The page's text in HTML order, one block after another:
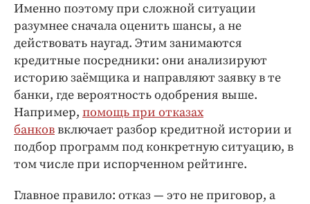
Именно поэтому при сложной ситуации
разумнее сначала оценить шансы, а не
действовать наугад. Этим занимаются
кредитные посредники: они анализируют
историю заёмщика и направляют заявку в те
банки, где вероятность одобрения выше.
Например, помощь при отказах
банковвключает разбор кредитной истории и
подбор программ под конкретную ситуацию, в
том числе при испорченном рейтинге.
Главное правило: отказ — это не приговор, а